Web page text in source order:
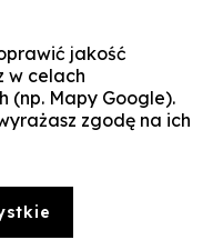
Multum
stanowią, o ile nie wskazano
jakość
w celach
(np. Mapy Google).
zgodę na ich